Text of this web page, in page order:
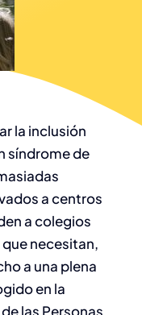
la inclusión
síndrome de
a centros
a colegios
necesitan,
a una plena
en la
las Personas